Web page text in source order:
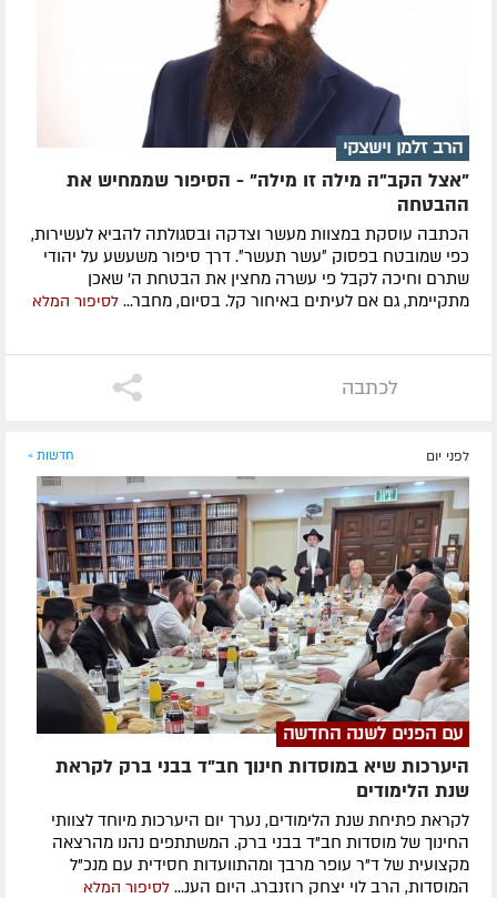
הרב זלמן וישצקי
"אצל הקב"ה מילה זו מילה" - הסיפור שממחיש את
ההבטחה
הכתבה עוסקת במצוות מעשר וצדקה ובסגולתה להביא לעשירות,
כפי שמובטח בפסוק ״עשר תעשר״. דרך סיפור משעשע על יהודי
שתרם וחיכה לקבל פי עשרה מחצין את הבטחת ה' שאכן
מתקיימת, גם אם לעיתים באיחור קל. בסיום, מחבר... לסיפור המלא
לכתבה
לפני יום חדשות »
עם הפנים לשנה החדשה
היערכות שיא במוסדות חינוך חב"ד בבני ברק לקראת
שנת הלימודים
לקראת פתיחת שנת הלימודים, נערך יום היערכות מיוחד לצוותי
החינוך של מוסדות חב"ד בבני ברק. המשתתפים נהנו מהרצאה
מקצועית של ד"ר עופר מרבך ומהתוועדות חסידית עם מנכ"ל
המוסדות, הרב לוי יצחק רוזנברג. היום הענ... לסיפור המלא